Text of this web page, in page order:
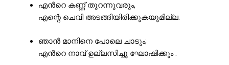
എൻറെ കണ്ണ് തുറന്നുവരും,
എന്റെ ചെവി അടങ്ങിയിരിക്കുകയുമില്ല.
ഞാൻ മാനിനെ പോലെ ചാടും;
എൻറെ നാവ് ഉല്ലസിച്ചു ഘോഷിക്കും .